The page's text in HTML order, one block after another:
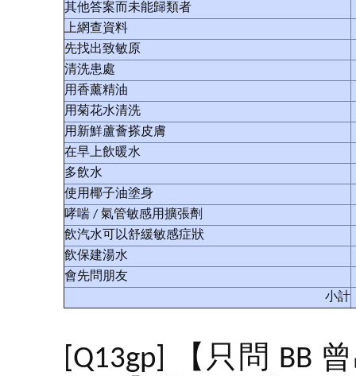
其他答案而未能歸類者
上網查資料
先找出致敏原
清洗患處
用香薰精油
用菊花水清洗
用新鮮蘆薈搽皮膚
在早上飲暖水
多飲水
使用椰子油塗身
哮喘 / 氣管敏感用擴張劑
飲汽水可以舒緩敏感症狀
飲保建湯水
會先問朋友
小計
[Q13gp] 【只問 BB